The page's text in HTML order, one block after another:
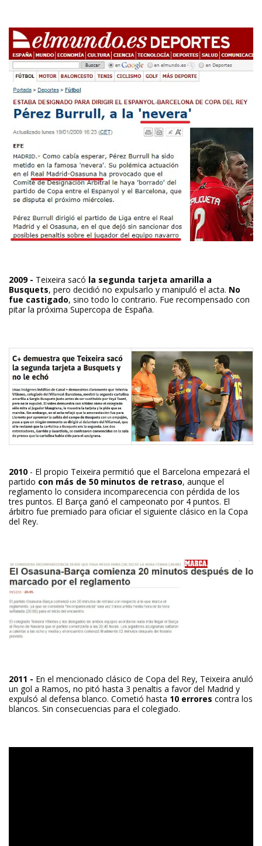
2009 - Teixeira sacó la segunda tarjeta amarilla a
Busquets, pero decidió no expulsarlo y manipuló el acta. No
fue castigado, sino todo lo contrario. Fue recompensado con
pitar la próxima Supercopa de España.
2010 - El propio Teixeira permitió que el Barcelona empezará el
partido con más de 50 minutos de retraso, aunque el
reglamento lo considera incomparecencia con pérdida de los
tres puntos. El Barça ganó el campeonato por 4 puntos. El
árbitro fue premiado para oficiar el siguiente clásico en la Copa
del Rey.
2011 - En el mencionado clásico de Copa del Rey, Teixeira anuló
un gol a Ramos, no pitó hasta 3 penaltis a favor del Madrid y
expulsó al defensa blanco. Cometió hasta 10 errores contra los
blancos. Sin consecuencias para el colegiado.